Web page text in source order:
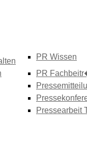
PR Wissen
PR
Pressearbeit